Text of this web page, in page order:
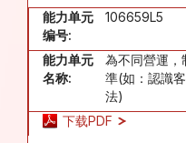
能力单元
编号:
106659L5
能力单元
名称:
為不同營運，
準(如：認識
法)
下载PDF